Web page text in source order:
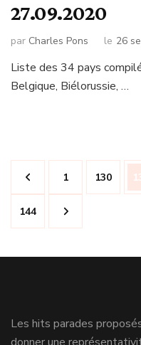
27.09.2020
par Charles Pons le 26
Liste des 34 pays
Belgique, Biélorussie, …
Navigation
des
articles
Page
1 Page
130
Page
144
Les hits parades